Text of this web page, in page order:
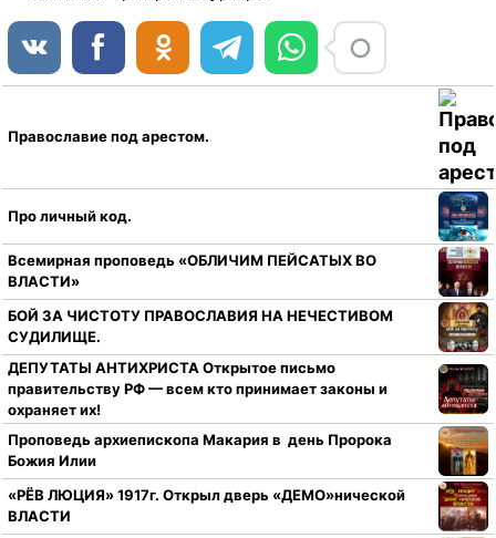
Православие под арестом.
Про личный код.
Всемирная проповедь «ОБЛИЧИМ ПЕЙСАТЫХ ВО
ВЛАСТИ»
БОЙ ЗА ЧИСТОТУ ПРАВОСЛАВИЯ НА НЕЧЕСТИВОМ
СУДИЛИЩЕ.
ДЕПУТАТЫ АНТИХРИСТА Открытое письмо
правительству РФ — всем кто принимает законы и
охраняет их!
Проповедь архиепископа Макария в день Пророка
Божия Илии
«РЁВ ЛЮЦИЯ» 1917г. Открыл дверь «ДЕМО»нической
ВЛАСТИ